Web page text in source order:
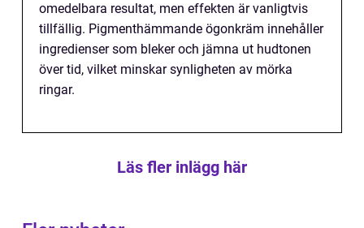
omedelbara resultat, men effekten är vanligtvis
tillfällig. Pigmenthämmande ögonkräm innehåller
ingredienser som bleker och jämna ut hudtonen
över tid, vilket minskar synligheten av mörka
ringar.
Läs fler inlägg här